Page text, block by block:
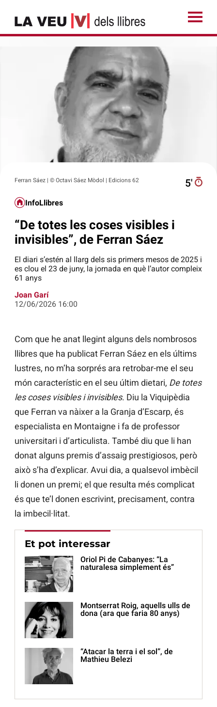
Ferran Sáez | © Octavi Sáez Mòdol | Edicions 62 5′
InfoLlibres
“De totes les coses visibles i
invisibles”, de Ferran Sáez
El diari s’estén al llarg dels sis primers mesos de 2025 i
es clou el 23 de juny, la jornada en què l’autor compleix
61 anys
Joan Garí
12/06/2026 16:00
Com que he anat llegint alguns dels nombrosos
llibres que ha publicat Ferran Sáez en els últims
lustres, no m’ha sorprés ara retrobar-me el seu
món característic en el seu últim dietari, De totes
les coses visibles i invisibles. Diu la Viquipèdia
que Ferran va nàixer a la Granja d’Escarp, és
especialista en Montaigne i fa de professor
universitari i d’articulista. També diu que li han
donat alguns premis d’assaig prestigiosos, però
això s’ha d’explicar. Avui dia, a qualsevol imbècil
li donen un premi; el que resulta més complicat
és que te’l donen escrivint, precisament, contra
la imbecil·litat.
Et pot interessar
Oriol Pi de Cabanyes: “La
naturalesa simplement és”
Montserrat Roig, aquells ulls de
dona (ara que faria 80 anys)
“Atacar la terra i el sol”, de
Mathieu Belezi